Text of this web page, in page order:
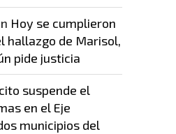
Hoy se cumplieron
hallazgo de Marisol,
pide justicia
suspende el
en el Eje
municipios del